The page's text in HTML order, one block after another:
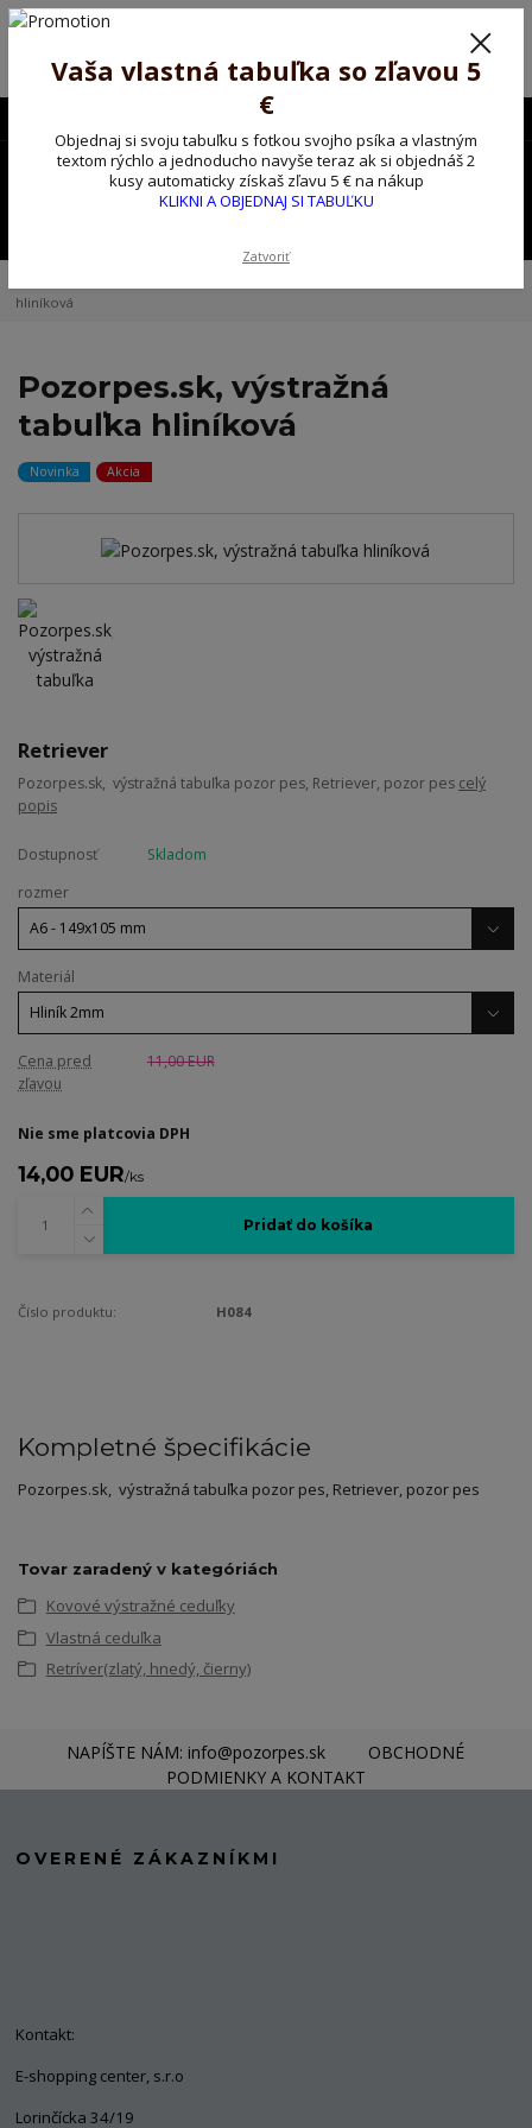
Poprosíme ctených zákazníkov o trpezlivosť, v tomto období máme
Preto sme Vám pripravili malý darček ako ospravedlnenie.
!!! ZĽAVA 5€ na PRVÚ objednávku nad 30€ s kódom pozorpes5 !!!
0,00 EUR
hliníková
Pozorpes.sk, výstražná
tabuľka hliníková
Novinka Akcia
Retriever
Pozorpes.sk, výstražná tabuľka pozor pes, Retriever, pozor pes celý
popis
Dostupnosť
Skladom
rozmer
Materiál
Cena pred
zľavou
11,00 EUR
Nie sme platcovia DPH
14,00 EUR/ks
Pridať do košíka
Číslo produktu: H084
Kompletné špecifikácie
Pozorpes.sk, výstražná tabuľka pozor pes, Retriever, pozor pes
Tovar zaradený v kategóriách
Kovové výstražné ceduľky
Vlastná ceduľka
Retríver(zlatý, hnedý, čierny)
NAPÍŠTE NÁM: info@pozorpes.sk
OBCHODNÉ
PODMIENKY A KONTAKT
OVERENÉ ZÁKAZNÍKMI
Kontakt:
E-shopping center, s.r.o
Lorinčícka 34/19
Vaša vlastná tabuľka so zľavou 5
€
Objednaj si svoju tabuľku s fotkou svojho psíka a vlastným
textom rýchlo a jednoducho navyše teraz ak si objednáš 2
kusy automaticky získaš zľavu 5 € na nákup
KLIKNI A OBJEDNAJ SI TABUĽKU
Zatvoriť